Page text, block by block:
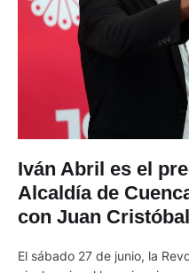
Iván Abril es el
Alcaldía de
con Juan
El sábado 27 de junio, la